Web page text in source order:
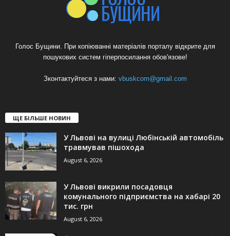
Голос Бущини. При копіюванні матеріалів порталу відкрите для
пошукових систем гіперпосилання обов'язове!
Зконтактуйтеся з нами: vbuskcom@gmail.com
ЩЕ БІЛЬШЕ НОВИН
У Львові на вулиці Любінській автомобіль
травмував пішохода
August 6, 2026
У Львові викрили посадовця
комунального підприємства на хабарі 20
тис. грн
August 6, 2026